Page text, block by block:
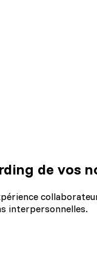
de vos
interpersonnelles.